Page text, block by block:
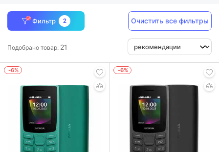
Фильтр 2 Очистить все фильтры
Подобрано товар: 21
-6% -6%